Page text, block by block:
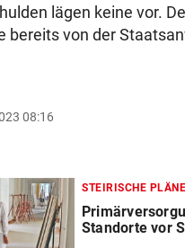
lägen keine vor.
bereits von der
08:16
STEIRISCHE PLÄNE
Standorte vor